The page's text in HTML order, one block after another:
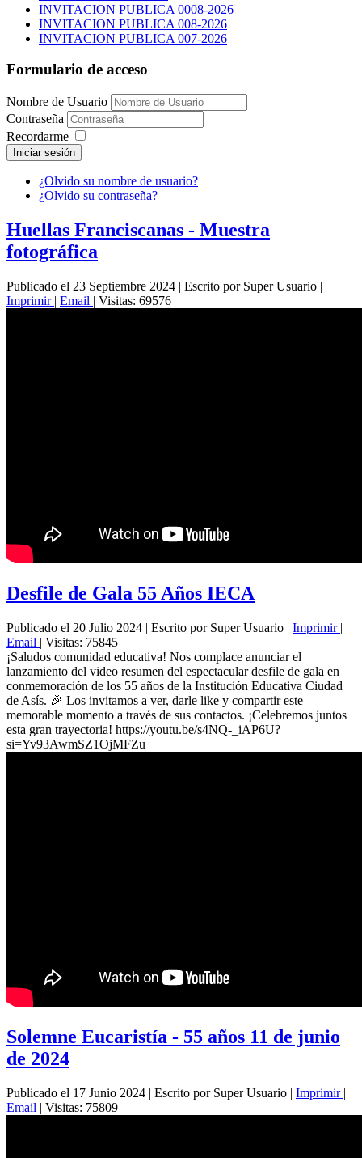
INVITACION PUBLICA 0008-2026
INVITACION PUBLICA 008-2026
INVITACION PUBLICA 007-2026
Formulario de acceso
Nombre de Usuario
Contraseña
Recordarme
Iniciar sesión
¿Olvido su nombre de usuario?
¿Olvido su contraseña?
Huellas Franciscanas - Muestra
fotográfica
Publicado el 23 Septiembre 2024 | Escrito por Super Usuario |
Imprimir | Email | Visitas: 69576
Desfile de Gala 55 Años IECA
Publicado el 20 Julio 2024 | Escrito por Super Usuario | Imprimir |
Email | Visitas: 75845
¡Saludos comunidad educativa! Nos complace anunciar el
lanzamiento del video resumen del espectacular desfile de gala en
conmemoración de los 55 años de la Institución Educativa Ciudad
de Asís. 🎉 Los invitamos a ver, darle like y compartir este
memorable momento a través de sus contactos. ¡Celebremos juntos
esta gran trayectoria! https://youtu.be/s4NQ-_iAP6U?
si=Yv93AwmSZ1OjMFZu
Solemne Eucaristía - 55 años 11 de junio
de 2024
Publicado el 17 Junio 2024 | Escrito por Super Usuario | Imprimir |
Email | Visitas: 75809